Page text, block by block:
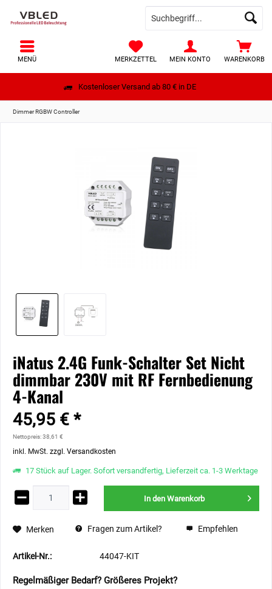
Kostenloser Versand ab 80 € in DE
WARENKORB
MERKZETTEL MEIN KONTO
MENÜ
Dimmer RGBW Controller
iNatus 2.4G Funk-Schalter Set Nicht
dimmbar 230V mit RF Fernbedienung
4-Kanal
45,95 € *
Nettopreis: 38,61 €
inkl. MwSt. zzgl. Versandkosten
17 Stück auf Lager. Sofort versandfertig, Lieferzeit ca. 1-3 Werktage
In den Warenkorb
Merken Fragen zum Artikel? Empfehlen
Artikel-Nr.: 44047-KIT
Regelmäßiger Bedarf? Größeres Projekt?